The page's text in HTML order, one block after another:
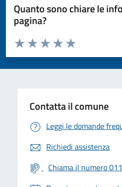
Quanto sono chiare le
pagina?
Valuta da 1 a 5 stelle la pagina
Valuta 5 stelle
Valuta 4 stelle su 5
Valuta 3 stelle su 5
Valuta 2 stelle su 5
Valuta 1 stelle su 5
Contatta il comune
Leggi le domande
Richiedi assistenza
Chiama il numero